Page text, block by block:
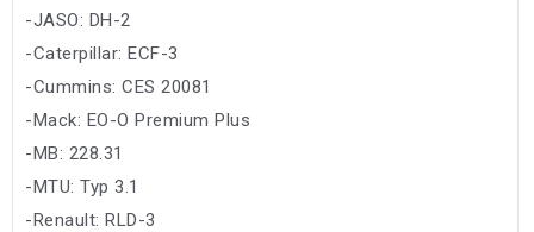
-JASO: DH-2
-Caterpillar: ECF-3
-Cummins: CES 20081
-Mack: EO-O Premium Plus
-MB: 228.31
-MTU: Typ 3.1
-Renault: RLD-3